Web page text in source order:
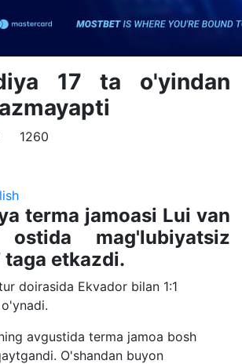
17 ta o'yindan
1260
terma jamoasi Lui van
mag'lubiyatsiz
taga etkazdi.
doirasida Ekvador bilan 1:1
avgustida terma jamoa bosh
O'shandan buyon